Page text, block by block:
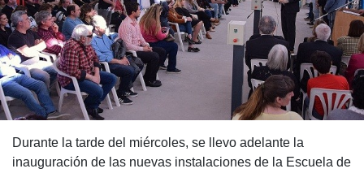
Durante la tarde del miércoles, se llevo adelante la
inauguración de las nuevas instalaciones de la Escuela de